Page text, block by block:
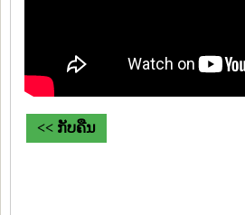
<< ກັບຄືນ